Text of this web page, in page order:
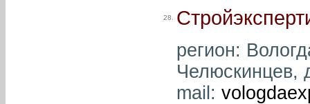
28.
регион:
Челюскинцев,
mail: